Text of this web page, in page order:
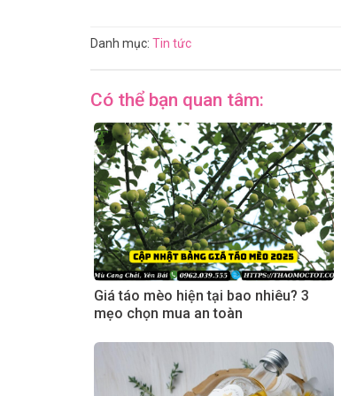
Danh mục: Tin tức
Có thể bạn quan tâm:
Giá táo mèo hiện tại bao nhiêu? 3
mẹo chọn mua an toàn